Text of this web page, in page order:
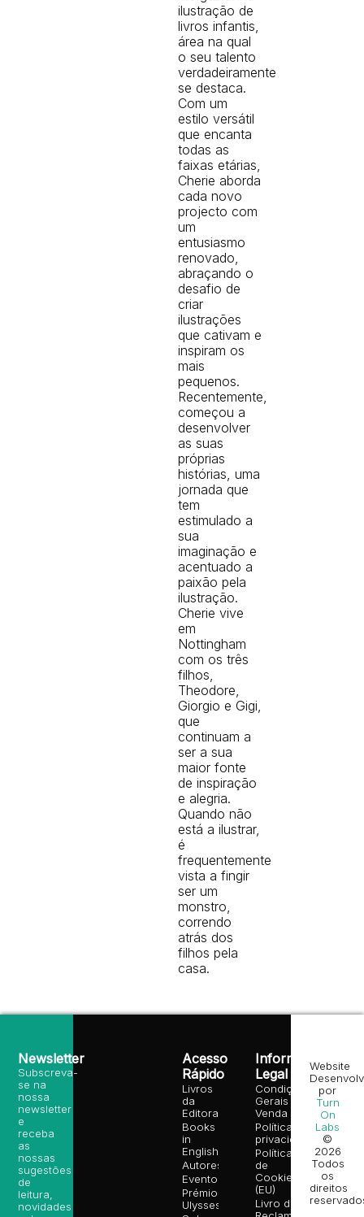
ilustração de
livros infantis,
área na qual
o seu talento
verdadeiramente
se destaca.
Com um
estilo versátil
que encanta
todas as
faixas etárias,
Cherie aborda
cada novo
projecto com
um
entusiasmo
renovado,
abraçando o
desafio de
criar
ilustrações
que cativam e
inspiram os
mais
pequenos.
Recentemente,
começou a
desenvolver
as suas
próprias
histórias, uma
jornada que
tem
estimulado a
sua
imaginação e
acentuado a
paixão pela
ilustração.
Cherie vive
em
Nottingham
com os três
filhos,
Theodore,
Giorgio e Gigi,
que
continuam a
ser a sua
maior fonte
de inspiração
e alegria.
Quando não
está a ilustrar,
é
frequentemente
vista a fingir
ser um
monstro,
correndo
atrás dos
filhos pela
casa.
Acesso
Rápido
Livros
da
Editora
Books
in
English
Autores
Eventos
Prémio
Ulysses
Informação
Legal
Condições
Gerais de
Venda
Política de
privacidade
Política
de
Cookies
(EU)
Livro de
Newsletter
Subscreva-
se na
nossa
newsletter
e
receba
as
nossas
sugestões
de
leitura,
novidades
Website
por
Turn
On
Labs
©
2026
Todos
os
direitos